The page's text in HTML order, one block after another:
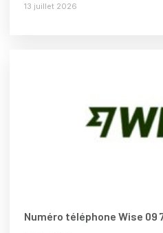
13 juillet 2026
Numéro téléphone Wise 09